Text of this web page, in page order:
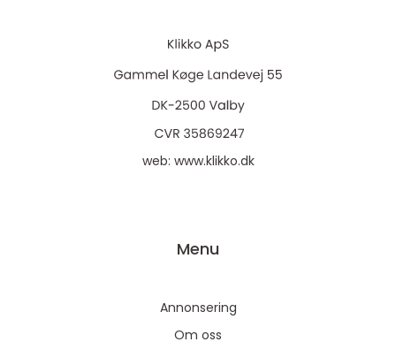
web: www.klikko.dk
Menu
Annonsering
Om oss